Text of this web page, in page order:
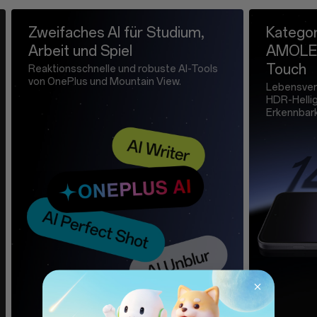
Zweifaches AI für Studium,
Arbeit und Spiel
Reaktionsschnelle und robuste AI-Tools
von OnePlus und Mountain View.
Touch
HDR-